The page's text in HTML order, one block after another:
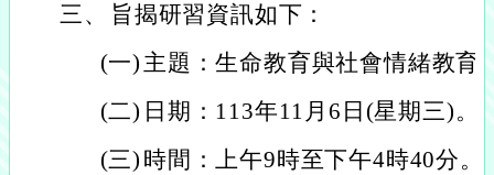
三、
旨揭研習資訊如下：
(一) 主題：生命教育與社會情緒教育
(二) 日期：113年11月6日(星期三)。
(三) 時間：上午9時至下午4時40分。